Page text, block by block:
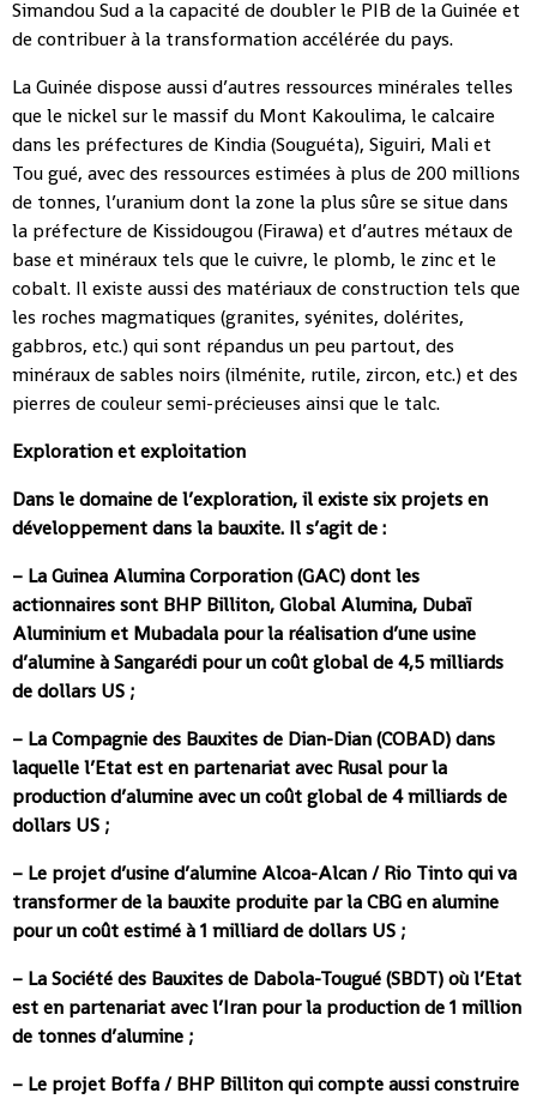
Simandou Sud a la capacité de doubler le PIB de la Guinée et
de contribuer à la transformation accélérée du pays.
La Guinée dispose aussi d’autres ressources minérales telles
que le nickel sur le massif du Mont Kakoulima, le calcaire
dans les préfectures de Kindia (Souguéta), Siguiri, Mali et
Tou gué, avec des ressources estimées à plus de 200 millions
de tonnes, l’uranium dont la zone la plus sûre se situe dans
la préfecture de Kissidougou (Firawa) et d’autres métaux de
base et minéraux tels que le cuivre, le plomb, le zinc et le
cobalt. Il existe aussi des matériaux de construction tels que
les roches magmatiques (granites, syénites, dolérites,
gabbros, etc.) qui sont répandus un peu partout, des
minéraux de sables noirs (ilménite, rutile, zircon, etc.) et des
pierres de couleur semi-précieuses ainsi que le talc.
Exploration et exploitation
Dans le domaine de l’exploration, il existe six projets en
développement dans la bauxite. Il s’agit de :
– La Guinea Alumina Corporation (GAC) dont les
actionnaires sont BHP Billiton, Global Alumina, Dubaï
Aluminium et Mubadala pour la réalisation d’une usine
d’alumine à Sangarédi pour un coût global de 4,5 milliards
de dollars US ;
– La Compagnie des Bauxites de Dian-Dian (COBAD) dans
laquelle l’Etat est en partenariat avec Rusal pour la
production d’alumine avec un coût global de 4 milliards de
dollars US ;
– Le projet d’usine d’alumine Alcoa-Alcan / Rio Tinto qui va
transformer de la bauxite produite par la CBG en alumine
pour un coût estimé à 1 milliard de dollars US ;
– La Société des Bauxites de Dabola-Tougué (SBDT) où l’Etat
est en partenariat avec l’Iran pour la production de 1 million
de tonnes d’alumine ;
– Le projet Boffa / BHP Billiton qui compte aussi construire